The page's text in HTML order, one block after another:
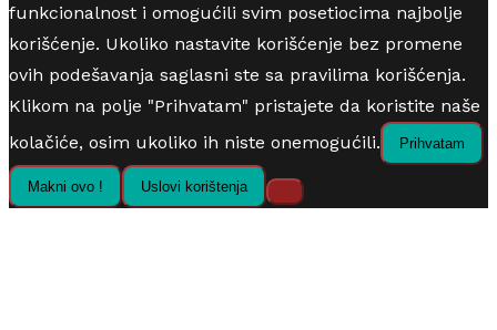
funkcionalnost i omogućili svim posetiocima najbolje
korišćenje. Ukoliko nastavite korišćenje bez promene
ovih podešavanja saglasni ste sa pravilima korišćenja.
Klikom na polje "Prihvatam" pristajete da koristite naše
kolačiće, osim ukoliko ih niste onemogućili.
Prihvatam
Makni ovo ! Uslovi korištenja